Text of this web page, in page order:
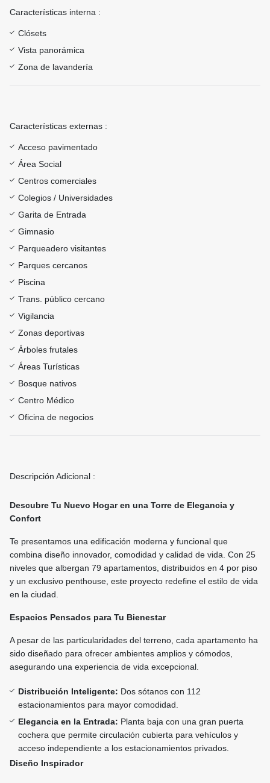
Características interna :
Clósets
Vista panorámica
Zona de lavandería
Características externas :
Acceso pavimentado
Área Social
Centros comerciales
Colegios / Universidades
Garita de Entrada
Gimnasio
Parqueadero visitantes
Parques cercanos
Piscina
Trans. público cercano
Vigilancia
Zonas deportivas
Árboles frutales
Áreas Turísticas
Bosque nativos
Centro Médico
Oficina de negocios
Descripción Adicional :
Descubre Tu Nuevo Hogar en una Torre de Elegancia y
Confort
Te presentamos una edificación moderna y funcional que
combina diseño innovador, comodidad y calidad de vida. Con 25
niveles que albergan 79 apartamentos, distribuidos en 4 por piso
y un exclusivo penthouse, este proyecto redefine el estilo de vida
en la ciudad.
Espacios Pensados para Tu Bienestar
A pesar de las particularidades del terreno, cada apartamento ha
sido diseñado para ofrecer ambientes amplios y cómodos,
asegurando una experiencia de vida excepcional.
Distribución Inteligente: Dos sótanos con 112
estacionamientos para mayor comodidad.
Elegancia en la Entrada: Planta baja con una gran puerta
cochera que permite circulación cubierta para vehículos y
acceso independiente a los estacionamientos privados.
Diseño Inspirador